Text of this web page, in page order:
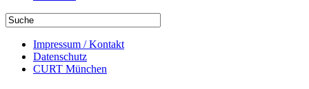
Impressum / Kontakt
Datenschutz
CURT München